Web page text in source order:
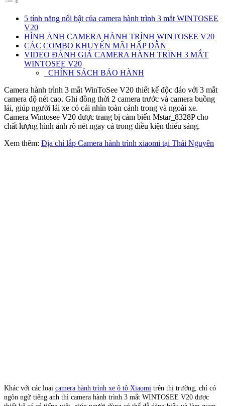
5 tính năng nổi bật của camera hành trình 3 mắt WINTOSEE
V20
HÌNH ẢNH CAMERA HÀNH TRÌNH WINTOSEE V20
CÁC COMBO KHUYẾN MÃI HẤP DẪN
VIDEO ĐÁNH GIÁ CAMERA HÀNH TRÌNH 3 MẮT
WINTOSEE V20
CHÍNH SÁCH BẢO HÀNH
Camera hành trình 3 mắt WinToSee V20 thiết kế độc đáo với 3 mắt
camera độ nét cao. Ghi đồng thời 2 camera trước và camera buồng
lái, giúp người lái xe có cái nhìn toàn cảnh trong và ngoài xe.
Camera Wintosee V20 được trang bị cảm biến Mstar_8328P cho
chất lượng hình ảnh rõ nét ngay cả trong điều kiện thiếu sáng.
Xem thêm: Địa chỉ lắp Camera hành trình xiaomi tại Thái Nguyên
Khác với các loại camera hành trình xe ô tô Xiaomi trên thị trường, chỉ có
ngôn ngữ tiếng anh thì camera hành trình 3 mắt WINTOSEE V20 được